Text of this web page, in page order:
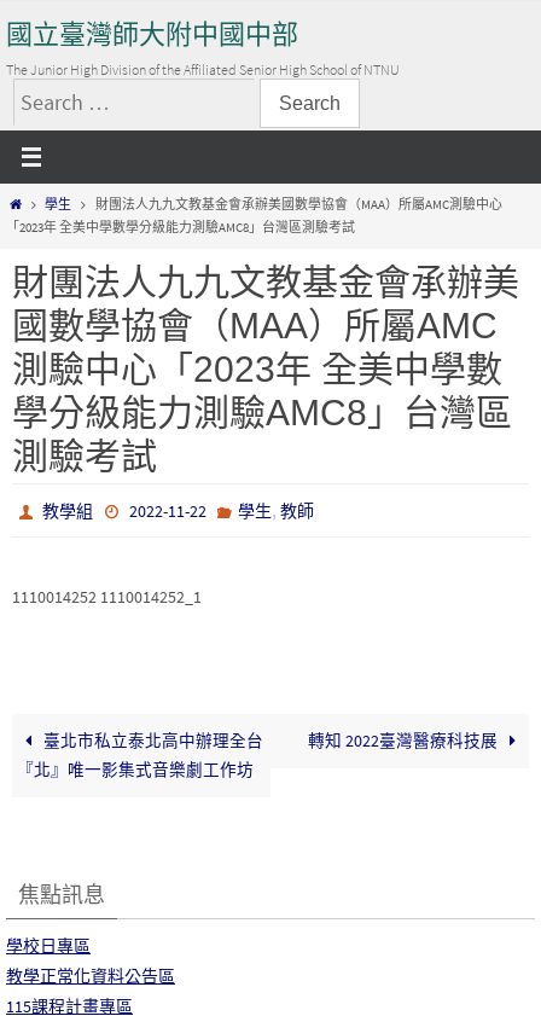
to
content
國立臺灣師大附中國中部
The Junior High Division of the Affiliated Senior High School of NTNU
搜
尋
關
鍵Home學生
財團法人九九文教基金會承辦美國數學協會（MAA）所屬AMC測驗中心
「2023年 全美中學數學分級能力測驗AMC8」台灣區測驗考試
財團法人九九文教基金會承辦美
國數學協會（MAA）所屬AMC
測驗中心「2023年 全美中學數
學分級能力測驗AMC8」台灣區
測驗考試
教學組 2022-11-22 學生, 教師
1110014252 1110014252_1
臺北市私立泰北高中辦理全台
『北』唯一影集式音樂劇工作坊
轉知 2022臺灣醫療科技展
焦點訊息
學校日專區
教學正常化資料公告區
115課程計畫專區